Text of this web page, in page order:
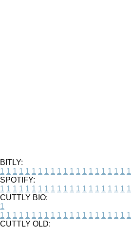
BITLY:
1 1 1 1 1 1 1 1 1 1 1 1 1 1 1 1 1 1 1 1 1
SPOTIFY:
1 1 1 1 1 1 1 1 1 1 1 1 1 1 1 1 1 1 1 1 1
CUTTLY BIO:
1
1 1 1 1 1 1 1 1 1 1 1 1 1 1 1 1 1 1 1 1 1
CUTTLY OLD: